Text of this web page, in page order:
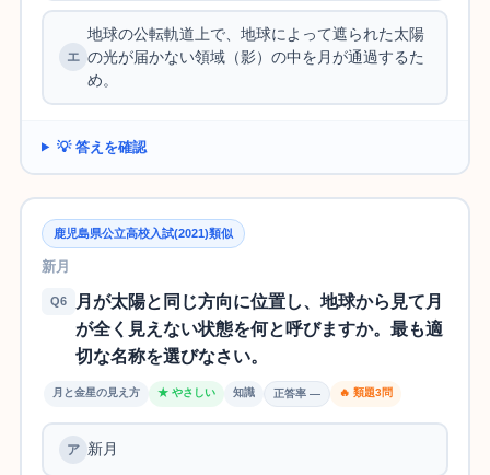
地球の公転軌道上で、地球によって遮られた太陽
の光が届かない領域（影）の中を月が通過するた
め。
💡 答えを確認
鹿児島県公立高校入試(2021)類似
新月
Q6
月が太陽と同じ方向に位置し、地球から見て月
が全く見えない状態を何と呼びますか。最も適
切な名称を選びなさい。
月と金星の見え方 ★ やさしい 知識 正答率 — 🔥 類題3問
新月